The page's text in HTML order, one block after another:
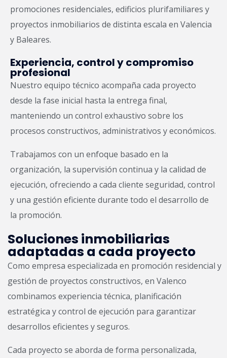
promociones residenciales, edificios plurifamiliares y
proyectos inmobiliarios de distinta escala en Valencia
y Baleares.
Experiencia, control y compromiso
profesional
Nuestro equipo técnico acompaña cada proyecto
desde la fase inicial hasta la entrega final,
manteniendo un control exhaustivo sobre los
procesos constructivos, administrativos y económicos.
Trabajamos con un enfoque basado en la
organización, la supervisión continua y la calidad de
ejecución, ofreciendo a cada cliente seguridad, control
y una gestión eficiente durante todo el desarrollo de
la promoción.
Soluciones inmobiliarias
adaptadas a cada proyecto
Como empresa especializada en promoción residencial y
gestión de proyectos constructivos, en Valenco
combinamos experiencia técnica, planificación
estratégica y control de ejecución para garantizar
desarrollos eficientes y seguros.
Cada proyecto se aborda de forma personalizada,